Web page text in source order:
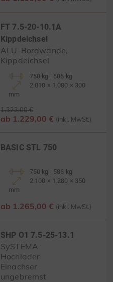
FT 7.5-20-10.1A
Kippdeichsel
ALU-Bordwände,
Kippdeichsel
750 kg | 605 kg
2.010 × 1.080 × 300
mm
1.323,00 €
ab 1.229,00 € (inkl. MwSt.)
BASIC STL 750
750 kg | 586 kg
2.100 × 1.280 × 350
mm
ab 1.265,00 € (inkl. MwSt.)
SHP O1 7.5-25-13.1
SySTEMA
Hochlader
Einachser
ungebremst